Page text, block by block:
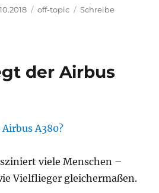
Kategorien
off-topic
Schreibe
der Airbus
viele Menschen –
Vielflieger gleichermaßen.